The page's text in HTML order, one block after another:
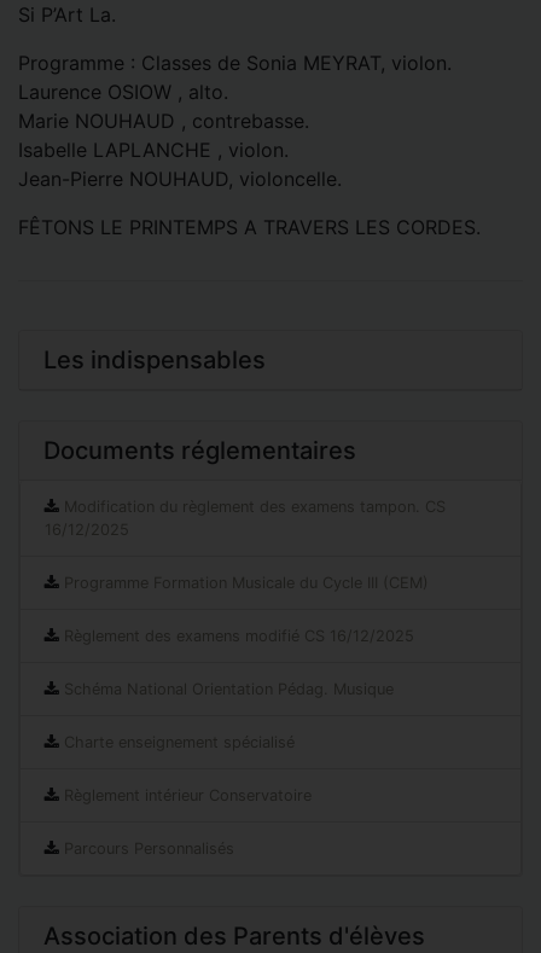
Si P’Art La.
Programme : Classes de Sonia MEYRAT, violon.
Laurence OSIOW , alto.
Marie NOUHAUD , contrebasse.
Isabelle LAPLANCHE , violon.
Jean-Pierre NOUHAUD, violoncelle.
FÊTONS LE PRINTEMPS A TRAVERS LES CORDES.
Les indispensables
Documents réglementaires
Modification du règlement des examens tampon. CS
16/12/2025
Programme Formation Musicale du Cycle III (CEM)
Règlement des examens modifié CS 16/12/2025
Schéma National Orientation Pédag. Musique
Charte enseignement spécialisé
Règlement intérieur Conservatoire
Parcours Personnalisés
Association des Parents d'élèves